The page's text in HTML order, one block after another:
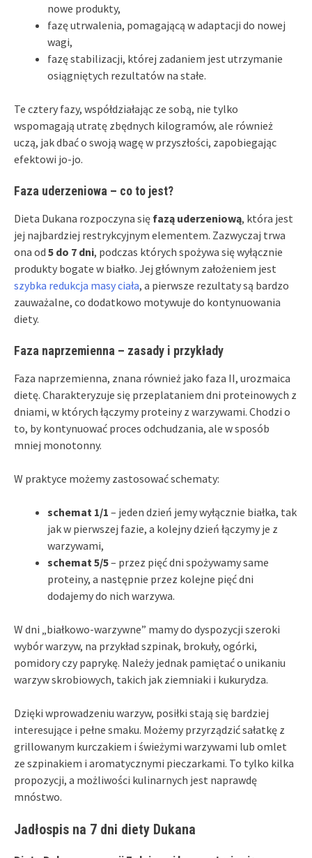
nowe produkty,
fazę utrwalenia, pomagającą w adaptacji do nowej
wagi,
fazę stabilizacji, której zadaniem jest utrzymanie
osiągniętych rezultatów na stałe.
Te cztery fazy, współdziałając ze sobą, nie tylko
wspomagają utratę zbędnych kilogramów, ale również
uczą, jak dbać o swoją wagę w przyszłości, zapobiegając
efektowi jo-jo.
Faza uderzeniowa – co to jest?
Dieta Dukana rozpoczyna się fazą uderzeniową, która jest
jej najbardziej restrykcyjnym elementem. Zazwyczaj trwa
ona od 5 do 7 dni, podczas których spożywa się wyłącznie
produkty bogate w białko. Jej głównym założeniem jest
szybka redukcja masy ciała, a pierwsze rezultaty są bardzo
zauważalne, co dodatkowo motywuje do kontynuowania
diety.
Faza naprzemienna – zasady i przykłady
Faza naprzemienna, znana również jako faza II, urozmaica
dietę. Charakteryzuje się przeplataniem dni proteinowych z
dniami, w których łączymy proteiny z warzywami. Chodzi o
to, by kontynuować proces odchudzania, ale w sposób
mniej monotonny.
W praktyce możemy zastosować schematy:
schemat 1/1 – jeden dzień jemy wyłącznie białka, tak
jak w pierwszej fazie, a kolejny dzień łączymy je z
warzywami,
schemat 5/5– przez pięć dni spożywamy same
proteiny, a następnie przez kolejne pięć dni
dodajemy do nich warzywa.
W dni „białkowo-warzywne” mamy do dyspozycji szeroki
wybór warzyw, na przykład szpinak, brokuły, ogórki,
pomidory czy paprykę. Należy jednak pamiętać o unikaniu
warzyw skrobiowych, takich jak ziemniaki i kukurydza.
Dzięki wprowadzeniu warzyw, posiłki stają się bardziej
interesujące i pełne smaku. Możemy przyrządzić sałatkę z
grillowanym kurczakiem i świeżymi warzywami lub omlet
ze szpinakiem i aromatycznymi pieczarkami. To tylko kilka
propozycji, a możliwości kulinarnych jest naprawdę
mnóstwo.
Jadłospis na 7 dni diety Dukana